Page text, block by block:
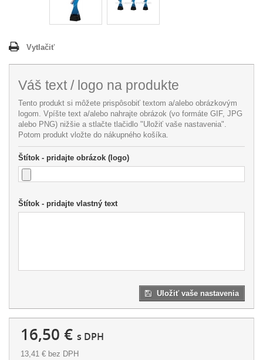
Vytlačiť
Váš text / logo na produkte
Tento produkt si môžete prispôsobiť textom a/alebo obrázkovým
logom. Vpíšte text a/alebo nahrajte obrázok (vo formáte GIF, JPG
alebo PNG) nižšie a stlačte tlačidlo "Uložiť vaše nastavenia".
Potom produkt vložte do nákupného košíka.
Štítok - pridajte obrázok (logo)
Štítok - pridajte vlastný text
Uložiť vaše nastavenia
16,50 € s DPH
13,41 € bez DPH